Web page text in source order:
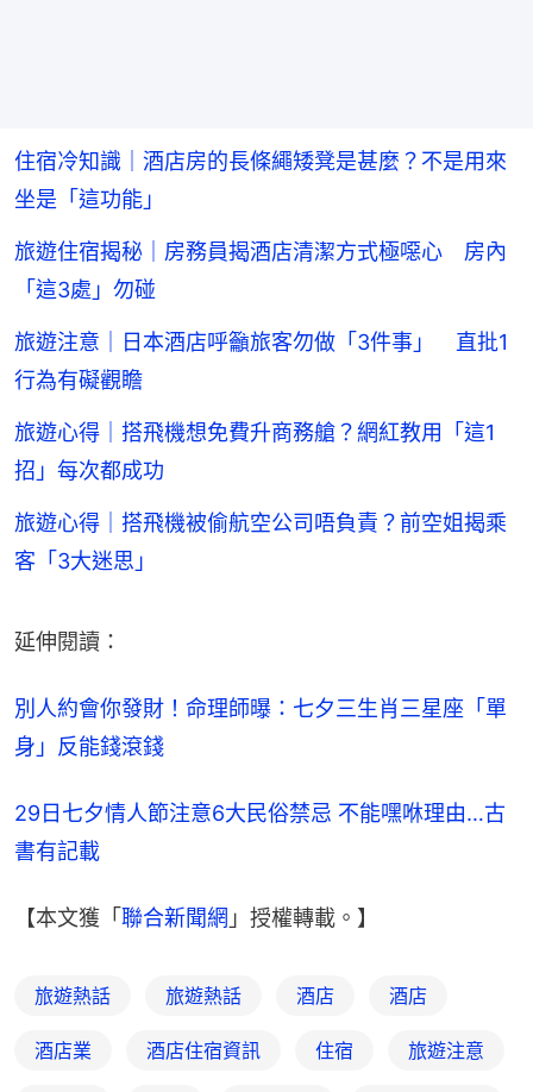
住宿冷知識｜酒店房的長條繩矮凳是甚麼？不是用來
坐是「這功能」
旅遊住宿揭秘｜房務員揭酒店清潔方式極噁心 房內
「這3處」勿碰
旅遊注意｜日本酒店呼籲旅客勿做「3件事」 直批1
行為有礙觀瞻
旅遊心得｜搭飛機想免費升商務艙？網紅教用「這1
招」每次都成功
旅遊心得｜搭飛機被偷航空公司唔負責？前空姐揭乘
客「3大迷思」
延伸閱讀：
別人約會你發財！命理師曝：七夕三生肖三星座「單
身」反能錢滾錢
29日七夕情人節注意6大民俗禁忌 不能嘿咻理由…古
書有記載
【本文獲「 聯合新聞網 」授權轉載。】
旅遊熱話 旅遊熱話 酒店 酒店
酒店業 酒店住宿資訊 住宿 旅遊注意